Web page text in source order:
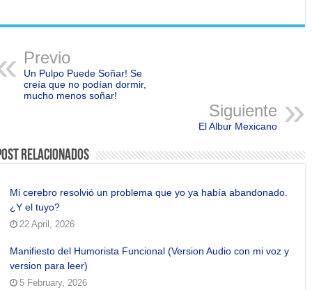
Previo
Un Pulpo Puede Soñar! Se
creía que no podían dormir,
mucho menos soñar!
Siguiente
El Albur Mexicano
Relacionados
Mi cerebro resolvió un problema que yo ya había abandonado.
¿Y el tuyo?
22 April, 2026
Manifiesto del Humorista Funcional (Version Audio con mi voz y
version para leer)
5 February, 2026